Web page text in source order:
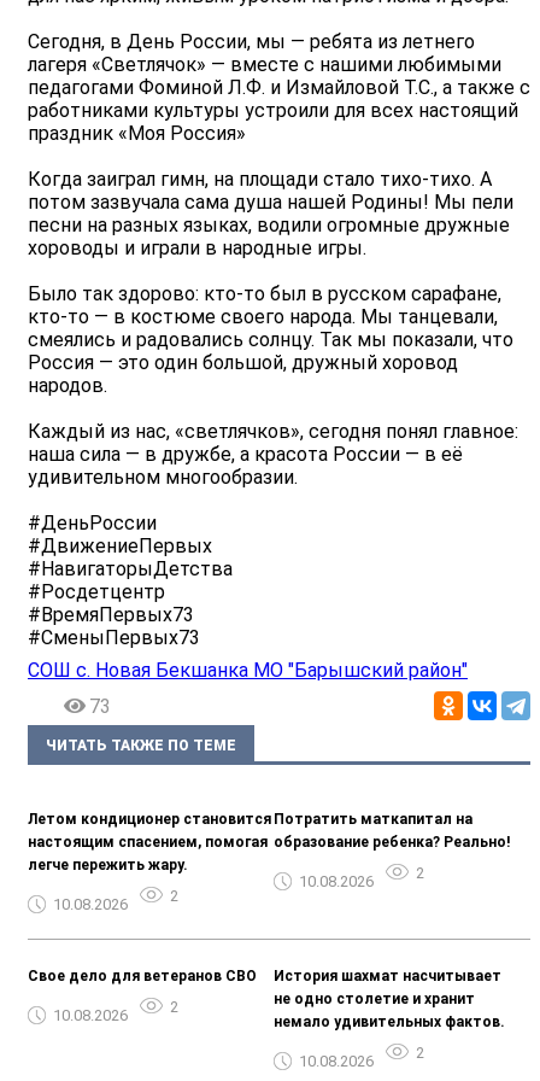
Сегодня, в День России, мы — ребята из летнего
лагеря «Светлячок» — вместе с нашими любимыми
педагогами Фоминой Л.Ф. и Измайловой Т.С., а также с
работниками культуры устроили для всех настоящий
праздник «Моя Россия»
Когда заиграл гимн, на площади стало тихо-тихо. А
потом зазвучала сама душа нашей Родины! Мы пели
песни на разных языках, водили огромные дружные
хороводы и играли в народные игры.
Было так здорово: кто-то был в русском сарафане,
кто-то — в костюме своего народа. Мы танцевали,
смеялись и радовались солнцу. Так мы показали, что
Россия — это один большой, дружный хоровод
народов.
Каждый из нас, «светлячков», сегодня понял главное:
наша сила — в дружбе, а красота России — в её
удивительном многообразии.
#ДеньРоссии
#ДвижениеПервых
#НавигаторыДетства
#Росдетцентр
#ВремяПервых73
#СменыПервых73
СОШ с. Новая Бекшанка МО "Барышский район"
73
ЧИТАТЬ ТАКЖЕ ПО ТЕМЕ
Летом кондиционер становится
настоящим спасением, помогая
легче пережить жару.
10.08.2026 2
Потратить маткапитал на
образование ребенка? Реально!
10.08.2026 2
Свое дело для ветеранов СВО
10.08.2026 2
История шахмат насчитывает
не одно столетие и хранит
немало удивительных фактов.
10.08.2026 2